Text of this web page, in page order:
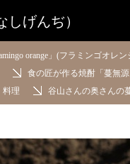
げんぢ）
orange」(フラミンゴオレン
食の匠が作る焼酎「蔓無
料理
谷山さんの奥さんの